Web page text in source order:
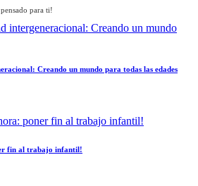
para ti!
Creando un mundo para todas las edades
fin al trabajo infantil!